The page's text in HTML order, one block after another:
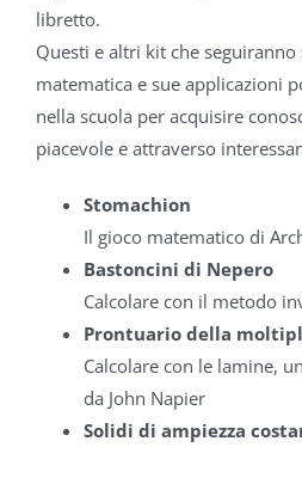
libretto.
Questi e altri kit che
matematica e sue applicazioni
nella scuola per acquisire
piacevole e attraverso
Stomachion
Il gioco matematico di
Bastoncini di Nepero
Calcolare con il metodo
Prontuario della
Calcolare con le lamine,
da John Napier
Solidi di ampiezza